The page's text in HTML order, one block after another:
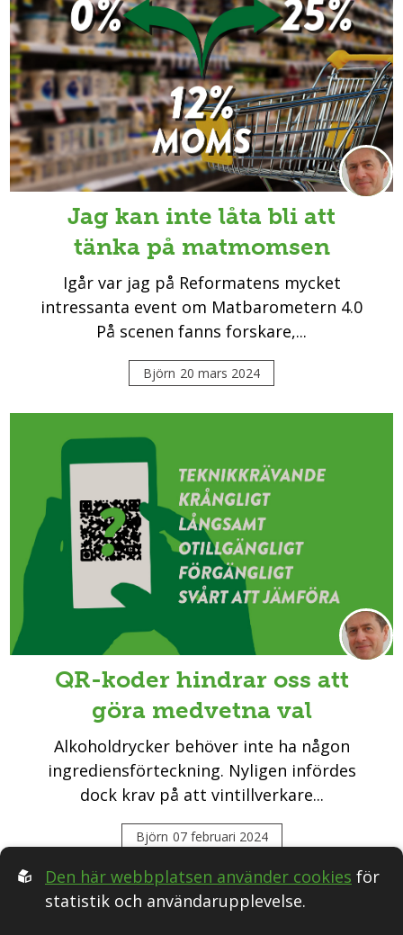
Jag kan inte låta bli att
tänka på matmomsen
Igår var jag på Reformatens mycket
intressanta event om Matbarometern 4.0
På scenen fanns forskare,...
Björn 20 mars 2024
QR-koder hindrar oss att
göra medvetna val
Alkoholdrycker behöver inte ha någon
ingrediensförteckning. Nyligen infördes
dock krav på att vintillverkare...
Björn 07 februari 2024
Följ oss i Sociala medier:
Den här webbplatsen använder cookies för
statistik och användarupplevelse.